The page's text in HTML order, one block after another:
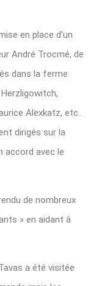
en place d’un
André Trocmé, de
dans la ferme
Alexkatz, etc..
dirigés sur la
accord avec le
de nombreux
» en aidant à
a été visitée